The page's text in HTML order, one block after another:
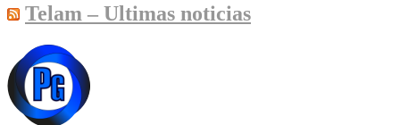
Telam – Ultimas noticias